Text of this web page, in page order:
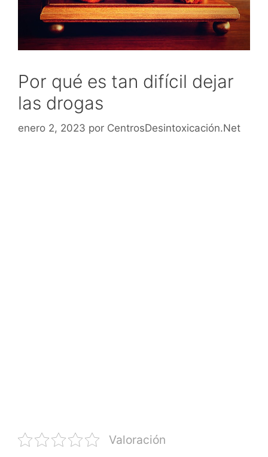
Por qué es tan difícil dejar
las drogas
enero 2, 2023 por CentrosDesintoxicación.Net
Valoración